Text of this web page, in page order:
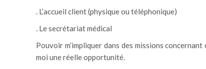
. L’accueil client (physique ou téléphonique)
. Le secrétariat médical
Pouvoir m’impliquer dans des missions
moi une réelle opportunité.